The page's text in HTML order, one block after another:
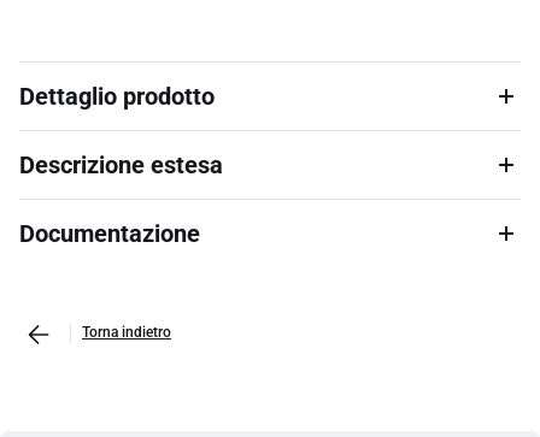
Dettaglio prodotto
Descrizione estesa
Documentazione
Torna indietro